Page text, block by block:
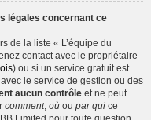
légales concernant ce
de la liste « L’équipe du
contact avec le propriétaire
) ou si un service gratuit est
le service de gestion ou des
aucun contrôle et ne peut
comment, où ou par qui ce